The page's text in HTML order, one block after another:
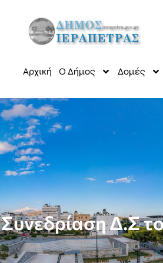
Αρχική Ο Δήμος Δομές
Συνεδρίαση Δ.Σ